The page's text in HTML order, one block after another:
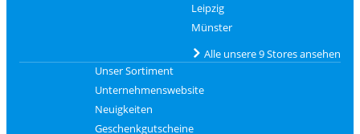
Leipzig
Münster
Alle unsere 9 Stores ansehen
Unser Sortiment
Unternehmenswebsite
Neuigkeiten
Geschenkgutscheine